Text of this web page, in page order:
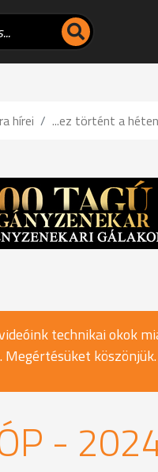
hírei ...ez történt a héten
technikai okok
köszönjük.
-